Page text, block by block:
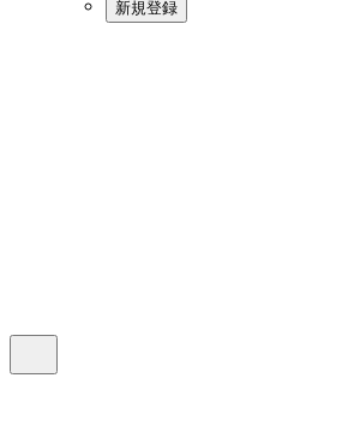
新規登録